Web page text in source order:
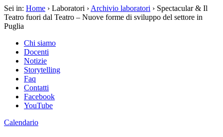
Sei in: Home › Laboratori › Archivio laboratori › Spectacular & Il
Teatro fuori dal Teatro – Nuove forme di sviluppo del settore in
Puglia
Chi siamo
Docenti
Notizie
Storytelling
Faq
Contatti
Facebook
YouTube
Calendario